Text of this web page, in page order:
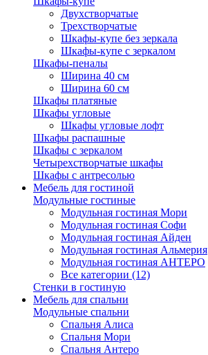
Двухстворчатые
Трехстворчатые
Шкафы-купе без зеркала
Шкафы-купе с зеркалом
Шкафы-пеналы
Ширина 40 см
Ширина 60 см
Шкафы платяные
Шкафы угловые
Шкафы угловые лофт
Шкафы распашные
Шкафы с зеркалом
Четырехстворчатые шкафы
Шкафы с антресолью
Мебель для гостиной
Модульные гостиные
Модульная гостиная Мори
Модульная гостиная Софи
Модульная гостиная Айден
Модульная гостиная Альмерия
Модульная гостиная АНТЕРО
Все категории (12)
Стенки в гостиную
Мебель для спальни
Модульные спальни
Спальня Алиса
Спальня Мори
Спальня Антеро